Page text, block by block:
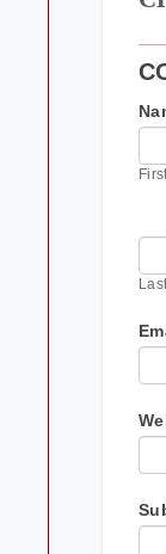
If
are
First
Last